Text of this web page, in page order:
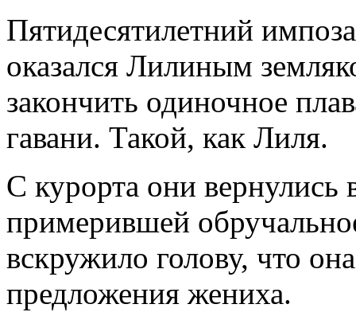
Пятидесятилетний
оказался Лилиным
закончить одиночное
гавани. Такой, как Лиля.
С курорта они вернулись
примерившей
вскружило голову, что
предложения жениха.